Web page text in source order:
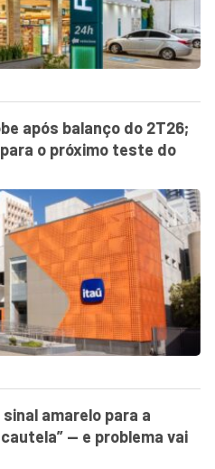
após balanço do 2T26;
o próximo teste do
amarelo para a
— e problema vai